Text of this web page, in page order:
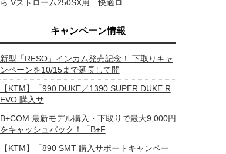
ら Vストローム250SX用「快適ロ
キャンペーン情報
新型「RESO」インカム発売記念！ 下取りキャ
ンペーンを10/15まで延長して開
【KTM】「990 DUKE／1390 SUPER DUKE R
EVO 購入サ
B+COM 最新モデル購入・下取りで最大9,000円
をキャッシュバック！「B+F
【KTM】「890 SMT 購入サポートキャンペー